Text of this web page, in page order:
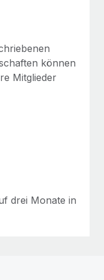
in 19 Ländern
im Bereich der
können
Mitglieder
drei Monate in